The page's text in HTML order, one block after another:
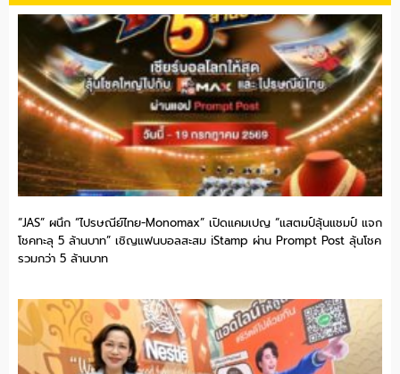
“JAS” ผนึก “ไปรษณีย์ไทย-Monomax” เปิดแคมเปญ “แสตมป์ลุ้นแชมป์ แจก
โชคทะลุ 5 ล้านบาท” เชิญแฟนบอลสะสม iStamp ผ่าน Prompt Post ลุ้นโชค
รวมกว่า 5 ล้านบาท